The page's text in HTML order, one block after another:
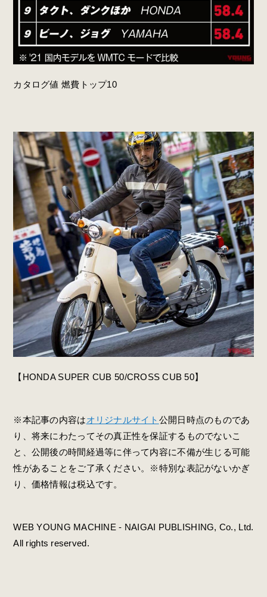
カタログ値 燃費トップ10
【HONDA SUPER CUB 50/CROSS CUB 50】
※本記事の内容はオリジナルサイト 公開日時点のものであ
り、将来にわたってその真正性を保証するものでないこ
と、公開後の時間経過等に伴って内容に不備が生じる可能
性があることをご了承ください。※特別な表記がないかぎ
り、価格情報は税込です。
WEB YOUNG MACHINE - NAIGAI PUBLISHING, Co., Ltd.
All rights reserved.